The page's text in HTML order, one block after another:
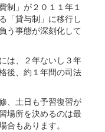
制」が２０１１年１
「貸与制」に移行し
う事態が深刻化して
は、２年ないし３年
後、約１年間の司法
、土日も予習復習が
場所を決めるのは最
合もあります。